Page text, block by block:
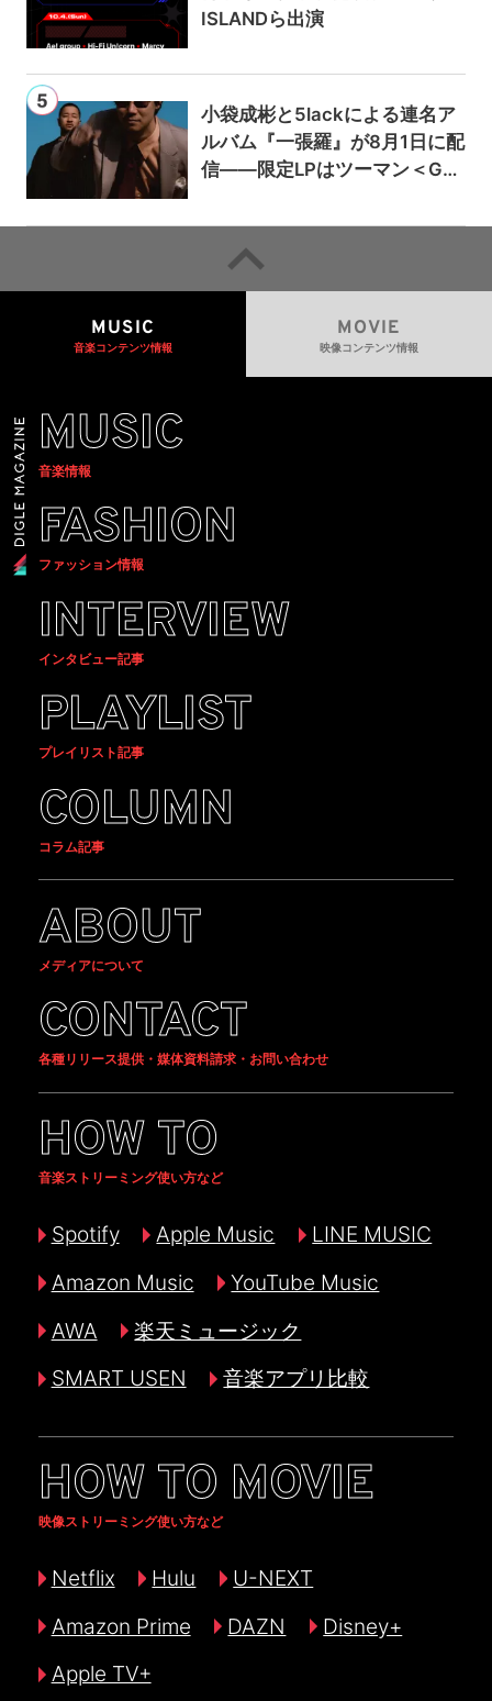
ISLANDら出演
小袋成彬と5lackによる連名ア
ルバム『一張羅』が8月1日に配
信——限定LPはツーマン＜Gai
MUSIC
音楽コンテンツ情報
MOVIE
映像コンテンツ情報
MUSIC
音楽情報
FASHION
ファッション情報
INTERVIEW
インタビュー記事
PLAYLIST
プレイリスト記事
COLUMN
コラム記事
ABOUT
メディアについて
CONTACT
各種リリース提供・媒体資料請求・お問い合わせ
HOW TO
音楽ストリーミング使い方など
Spotify Apple Music
LINE MUSIC
Amazon Music
YouTube Music
AWA
楽天ミュージック
SMART USEN
音楽アプリ比較
HOW TO MOVIE
映像ストリーミング使い方など
Netflix Hulu
U-NEXT
Amazon Prime
DAZN
Disney+
Apple TV+